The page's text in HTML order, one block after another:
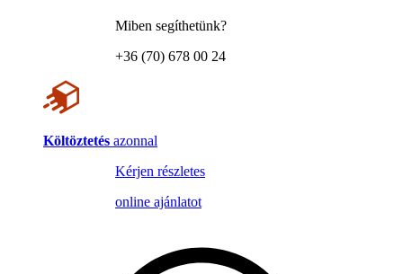
Miben segíthetünk?
+36 (70) 678 00 24
Költöztetés azonnal
Kérjen részletes
online ajánlatot